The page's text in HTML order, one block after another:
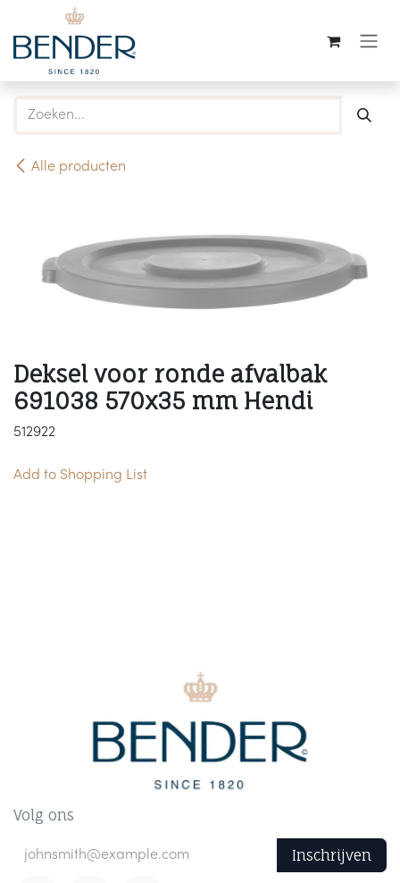
Overslaan naar inhoud
Alle producten
Deksel voor ronde afvalbak
691038 570x35 mm Hendi
512922
Add to Shopping List
Volg ons
Inschrijven